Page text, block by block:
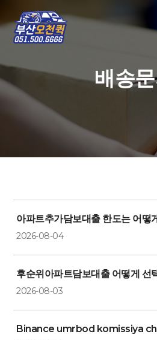
배송
아파트추가담보대출 한도는 어떻
2026-08-04
후순위아파트담보대출 어떻게 선
2026-08-03
Binance umrbod komissiya